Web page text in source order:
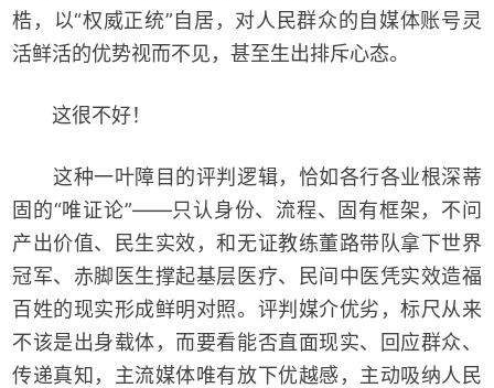
梏，以“权威正统”自居，对人民群众的自媒体账号灵
活鲜活的优势视而不见，甚至生出排斥心态。
这很不好！
这种一叶障目的评判逻辑，恰如各行各业根深蒂
固的“唯证论”——只认身份、流程、固有框架，不问
产出价值、民生实效，和无证教练董路带队拿下世界
冠军、赤脚医生撑起基层医疗、民间中医凭实效造福
百姓的现实形成鲜明对照。评判媒介优劣，标尺从来
不该是出身载体，而要看能否直面现实、回应群众、
传递真知，主流媒体唯有放下优越感，主动吸纳人民